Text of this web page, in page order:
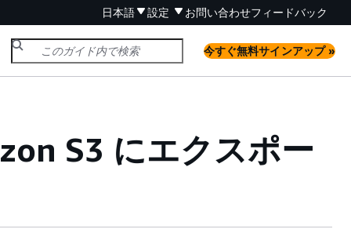
日本語 設定 お問い合わせフィードバック
今すぐ無料サインアップ »
S3 にエクスポー